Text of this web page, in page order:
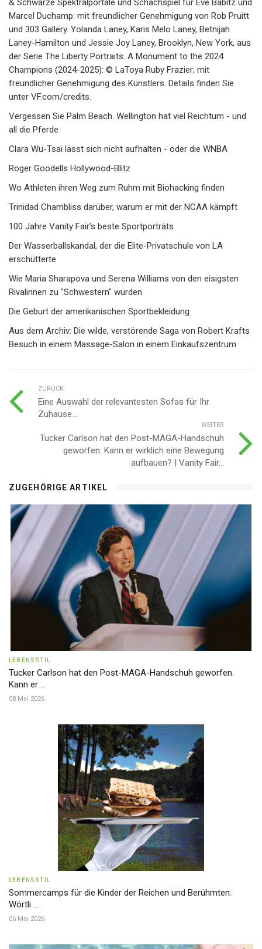
& Schwarze Spektralportale und Schachspiel für Eve Babitz und
Marcel Duchamp: mit freundlicher Genehmigung von Rob Pruitt
und 303 Gallery. Yolanda Laney, Karis Melo Laney, Betnijah
Laney-Hamilton und Jessie Joy Laney, Brooklyn, New York, aus
der Serie The Liberty Portraits: A Monument to the 2024
Champions (2024-2025): © LaToya Ruby Frazier; mit
freundlicher Genehmigung des Künstlers. Details finden Sie
unter VF.com/credits.
Vergessen Sie Palm Beach. Wellington hat viel Reichtum - und
all die Pferde
Clara Wu-Tsai lässt sich nicht aufhalten - oder die WNBA
Roger Goodells Hollywood-Blitz
Wo Athleten ihren Weg zum Ruhm mit Biohacking finden
Trinidad Chambliss darüber, warum er mit der NCAA kämpft
100 Jahre Vanity Fair's beste Sportporträts
Der Wasserballskandal, der die Elite-Privatschule von LA
erschütterte
Wie Maria Sharapova und Serena Williams von den eisigsten
Rivalinnen zu "Schwestern" wurden
Die Geburt der amerikanischen Sportbekleidung
Aus dem Archiv: Die wilde, verstörende Saga von Robert Krafts
Besuch in einem Massage-Salon in einem Einkaufszentrum
ZURÜCK
Eine Auswahl der relevantesten Sofas für Ihr
Zuhause...
WEITER
Tucker Carlson hat den Post-MAGA-Handschuh
geworfen. Kann er wirklich eine Bewegung
aufbauen? | Vanity Fair...
ZUGEHÖRIGE ARTIKEL
LEBENSSTIL
Tucker Carlson hat den Post-MAGA-Handschuh geworfen.
Kann er ...
08 Mai 2026
LEBENSSTIL
Sommercamps für die Kinder der Reichen und Berühmten:
Wörtli ...
06 Mai 2026